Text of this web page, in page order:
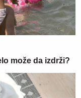
može da izdrži?